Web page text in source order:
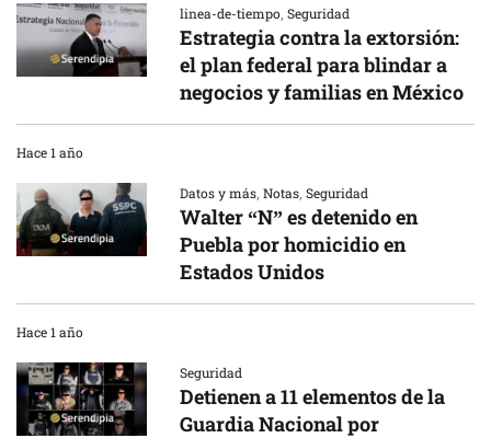
linea-de-tiempo,Seguridad
Estrategia contra la extorsión:
el plan federal para blindar a
negocios y familias en México
Hace 1 año
Datos y más,Notas,Seguridad
Walter “N” es detenido en
Puebla por homicidio en
Estados Unidos
Hace 1 año
Seguridad
Detienen a 11 elementos de la
Guardia Nacional por